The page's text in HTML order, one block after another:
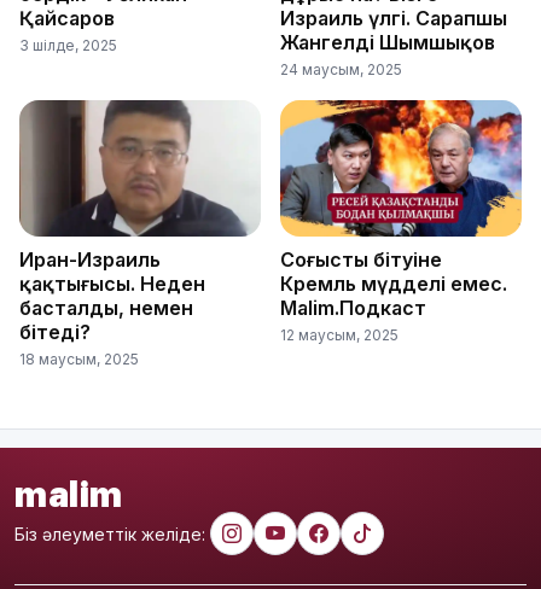
Қайсаров
3 шілде, 2025
Израиль үлгі. Сарапшы
Жангелді Шымшықов
24 маусым, 2025
Иран-Израиль
қақтығысы. Неден
басталды, немен
бітеді?
18 маусым, 2025
Соғыстың бітуіне
Кремль мүдделі емес.
Malim.Подкаст
12 маусым, 2025
malim
Біз әлеуметтік желіде: